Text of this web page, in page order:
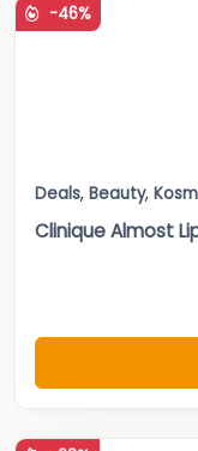
-46%
Deals, Beauty,
Clinique Almost